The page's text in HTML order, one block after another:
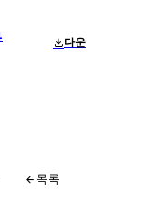
다운
목록